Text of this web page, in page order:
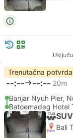
Trenutačna potvrda
--:-- --:-- 20m
Banjar Nyuh Pier,
Batoemadeg Hotel
Bali